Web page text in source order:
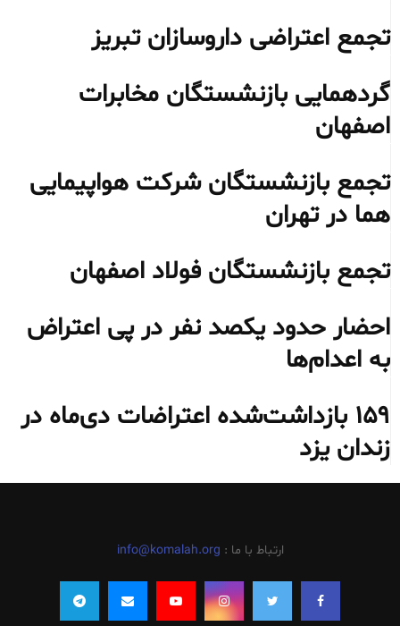
تجمع اعتراضی داروسازان تبریز
گردهمایی بازنشستگان مخابرات
اصفهان
تجمع بازنشستگان شرکت هواپیمایی
هما در تهران
تجمع بازنشستگان فولاد اصفهان
احضار حدود یکصد نفر در پی اعتراض
به اعدام‌ها
۱۵۹ بازداشت‌شده اعتراضات دی‌ماه در
زندان یزد
ارتباط با ما : info@komalah.org